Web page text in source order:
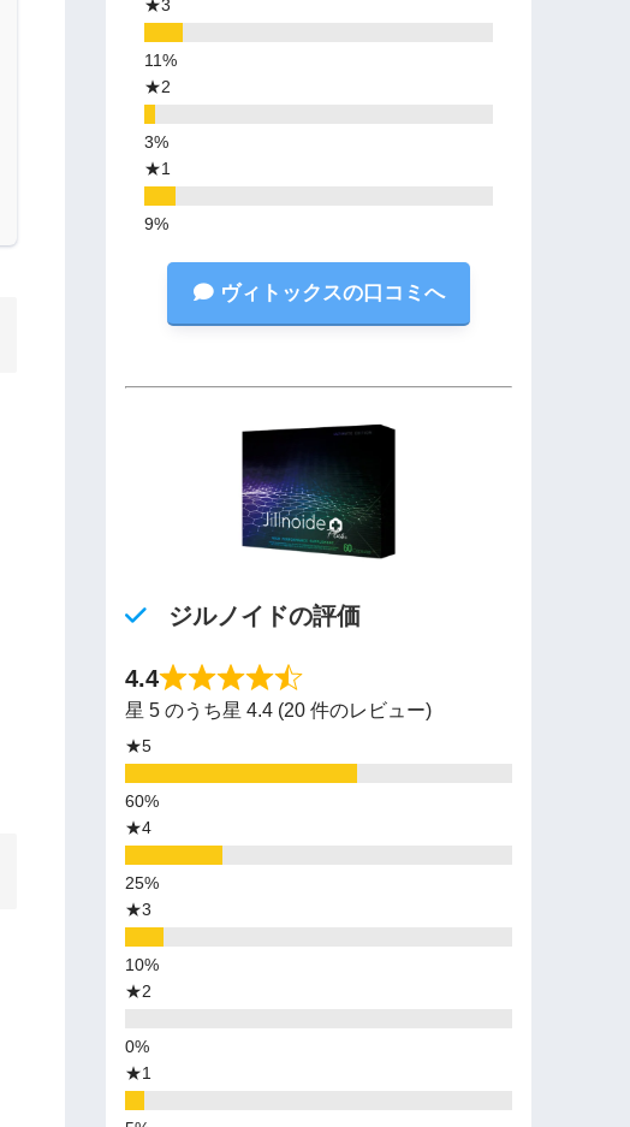
★3
★2
★1
ヴィトックスの口コミへ
ジルノイドの評価
4.4
星 5 のうち星 4.4 (20 件のレビュー)
★5
★4
★3
★2
★1